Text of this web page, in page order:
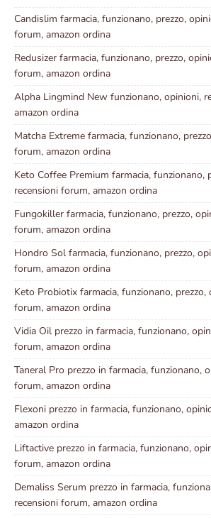
Candislim farmacia, funzionano, prezzo,
forum, amazon ordina
Redusizer farmacia, funzionano, prezzo,
forum, amazon ordina
Alpha Lingmind New funzionano, opinioni,
amazon ordina
Matcha Extreme farmacia, funzionano,
forum, amazon ordina
Keto Coffee Premium farmacia, funzionano,
recensioni forum, amazon ordina
Fungokiller farmacia, funzionano, prezzo,
forum, amazon ordina
Hondro Sol farmacia, funzionano, prezzo,
forum, amazon ordina
Keto Probiotix farmacia, funzionano, prezzo,
forum, amazon ordina
Vidia Oil prezzo in farmacia, funzionano,
forum, amazon ordina
Taneral Pro prezzo in farmacia, funzionano,
forum, amazon ordina
Flexoni prezzo in farmacia, funzionano,
amazon ordina
Liftactive prezzo in farmacia, funzionano,
forum, amazon ordina
Demaliss Serum prezzo in farmacia,
recensioni forum, amazon ordina